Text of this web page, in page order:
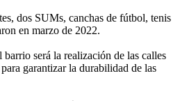
dos SUMs, canchas de fútbol, tenis
en marzo de 2022.
será la realización de las calles
garantizar la durabilidad de las